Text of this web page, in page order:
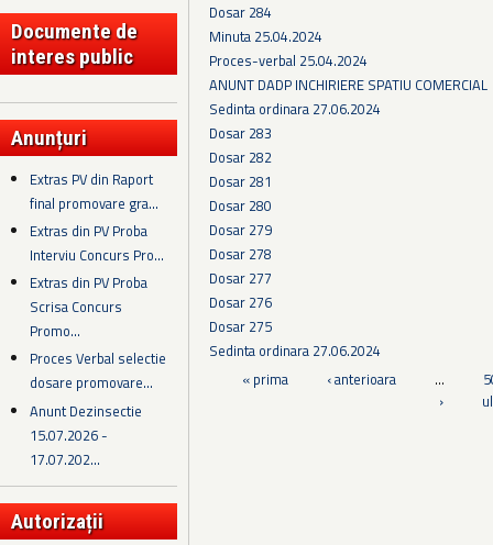
Documente de
interes public
Anunțuri
Extras PV din Raport
final promovare gra...
Extras din PV Proba
Interviu Concurs Pro...
Extras din PV Proba
Scrisa Concurs
Promo...
Proces Verbal selectie
dosare promovare...
Anunt Dezinsectie
15.07.2026 -
17.07.202...
Autorizații
Dosar 284
Minuta 25.04.2024
Proces-verbal 25.04.2024
ANUNT DADP INCHIRIERE SPATIU COMERCIAL
Sedinta ordinara 27.06.2024
Dosar 283
Dosar 282
Dosar 281
Dosar 280
Dosar 279
Dosar 278
Dosar 277
Dosar 276
Dosar 275
Sedinta ordinara 27.06.2024
Pagini
« prima ‹ anterioara …
›